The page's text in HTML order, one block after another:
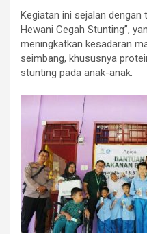
Kegiatan ini sejalan dengan
Hewani Cegah Stunting”,
meningkatkan kesadaran
seimbang, khususnya
stunting pada anak-anak.